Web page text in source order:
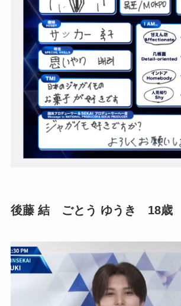
後藤 結 ごとう ゆうき 18歳